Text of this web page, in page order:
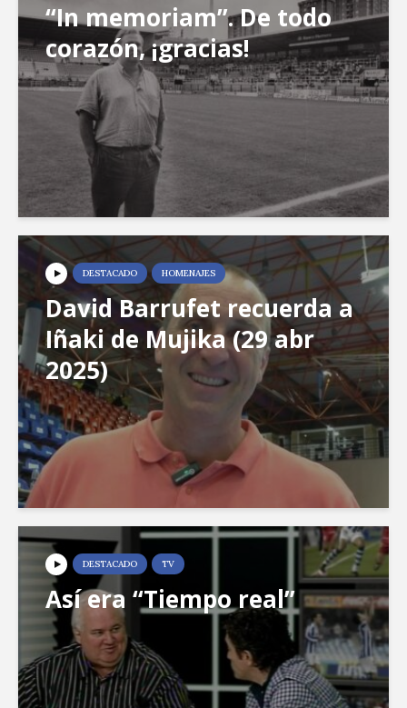
“In memoriam”. De todo
corazón, ¡gracias!
DESTACADO HOMENAJES
David Barrufet recuerda a
Iñaki de Mujika (29 abr
2025)
DESTACADO TV
Así era “Tiempo real”